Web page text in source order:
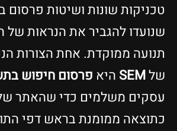
טכניקות שונות ושיטות פרסום
שנועדו להגביר את הנראות של
תנועה ממוקדת. אחת הצורות
שלSEM היא פרסום חיפוש
עסקים משלמים כדי שהאתר
כתוצאה ממומנת בראש דפי